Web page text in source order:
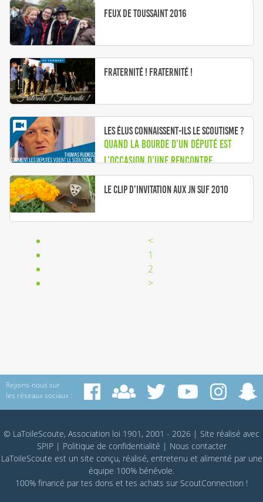
Feux de Toussaint 2016
Fraternité ! Fraternité !
Les élus connaissent-ils le scoutisme ?
Quand la bourde d’un député est
l’occasion d’une rencontre
Le clip d’invitation aux JN SUF 2010
<
1
2
>
Rejoins-nous sur
les réseaux sociaux :
© LaToileScoute, Association loi 1901, 2001 - 2026 | Site réalisé avec
SPIP| Politique de confidentialité | Nous contacter
LaToileScoute est un site conçu, réalisé, entretenu et alimenté par une
équipe 100% bénévole.
100% financé par tes dons et tes achats sur ScoutConnection !